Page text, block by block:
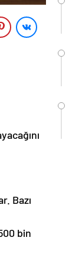
Bazı
bin